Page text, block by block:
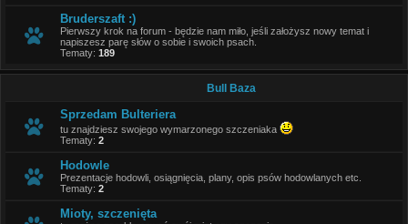
Bruderszaft :)
Pierwszy krok na forum - będzie nam miło, jeśli założysz nowy temat i
napiszesz parę słów o sobie i swoich psach.
Tematy: 189
Bull Baza
Sprzedam Bulteriera
tu znajdziesz swojego wymarzonego szczeniaka
Tematy: 2
Hodowle
Prezentacje hodowli, osiągnięcia, plany, opis psów hodowlanych etc.
Tematy: 2
Mioty, szczenięta